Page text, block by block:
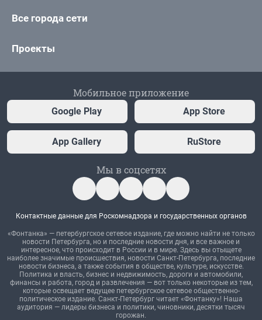
Все города сети
Проекты
Мобильное приложение
Google Play App Store
App Gallery RuStore
Мы в соцсетях
Контактные данные для Роскомнадзора и государственных органов
«Фонтанка» — петербургское сетевое издание, где можно найти не только
новости Петербурга, но и последние новости дня, и все важное и
интересное, что происходит в России и в мире. Здесь вы отыщете
наиболее значимые происшествия, новости Санкт-Петербурга, последние
новости бизнеса, а также события в обществе, культуре, искусстве.
Политика и власть, бизнес и недвижимость, дороги и автомобили,
финансы и работа, город и развлечения — вот только некоторые из тем,
которые освещает ведущее петербургское сетевое общественно-
политическое издание. Санкт-Петербург читает «Фонтанку»! Наша
аудитория — лидеры бизнеса и политики, чиновники, десятки тысяч
горожан.